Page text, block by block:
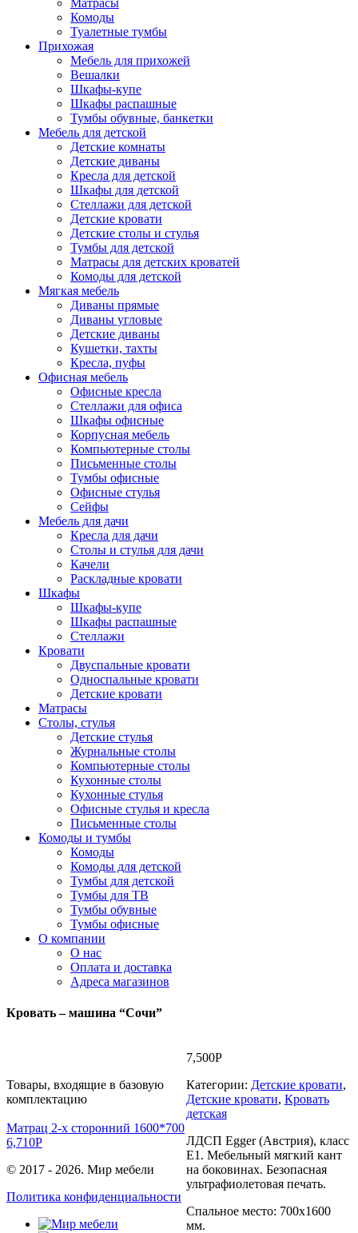
Матрасы
Комоды
Туалетные тумбы
Прихожая
Мебель для прихожей
Вешалки
Шкафы-купе
Шкафы распашные
Тумбы обувные, банкетки
Мебель для детской
Детские комнаты
Детские диваны
Кресла для детской
Шкафы для детской
Стеллажи для детской
Детские кровати
Детские столы и стулья
Тумбы для детской
Матрасы для детских кроватей
Комоды для детской
Мягкая мебель
Диваны прямые
Диваны угловые
Детские диваны
Кушетки, тахты
Кресла, пуфы
Офисная мебель
Офисные кресла
Стеллажи для офиса
Шкафы офисные
Корпусная мебель
Компьютерные столы
Письменные столы
Тумбы офисные
Офисные стулья
Сейфы
Мебель для дачи
Кресла для дачи
Столы и стулья для дачи
Качели
Раскладные кровати
Шкафы
Шкафы-купе
Шкафы распашные
Стеллажи
Кровати
Двуспальные кровати
Односпальные кровати
Детские кровати
Матрасы
Столы, стулья
Детские стулья
Журнальные столы
Компьютерные столы
Кухонные столы
Кухонные стулья
Офисные стулья и кресла
Письменные столы
Комоды и тумбы
Комоды
Комоды для детской
Тумбы для детской
Тумбы для ТВ
Тумбы обувные
Тумбы офисные
О компании
О нас
Оплата и доставка
Адреса магазинов
Кровать – машина “Сочи”
7,500Р
Категории: Детские кровати,
Детские кровати, Кровать
детская
ЛДСП Egger (Австрия), класс
Е1. Мебельный мягкий кант
на боковинах. Безопасная
ультрафиолетовая печать.
Спальное место: 700х1600
мм.
Товары, входящие в базовую
комплектацию
Матрац 2-х сторонний 1600*700
6,710Р
© 2017 - 2026. Мир мебели
Политика конфиденциальности